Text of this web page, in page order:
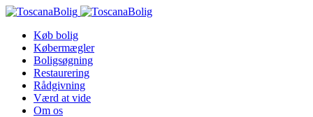
Køb bolig
Købermægler
Boligsøgning
Restaurering
Rådgivning
Værd at vide
Om os